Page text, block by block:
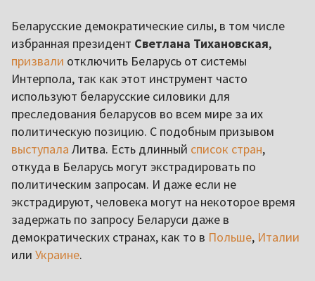
Беларусские демократические силы, в том числе
избранная президент Светлана Тихановская,
призвали отключить Беларусь от системы
Интерпола, так как этот инструмент часто
используют беларусские силовики для
преследования беларусов во всем мире за их
политическую позицию. С подобным призывом
выступала Литва. Есть длинный список стран,
откуда в Беларусь могут экстрадировать по
политическим запросам. И даже если не
экстрадируют, человека могут на некоторое время
задержать по запросу Беларуси даже в
демократических странах, как то в Польше, Италии
или Украине.